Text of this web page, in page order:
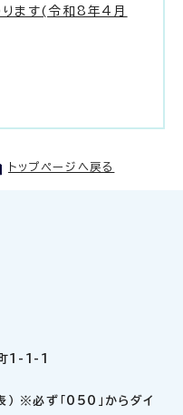
ます(令和8年4月
トップページへ戻る
1-1-1
※必ず「050」からダイ